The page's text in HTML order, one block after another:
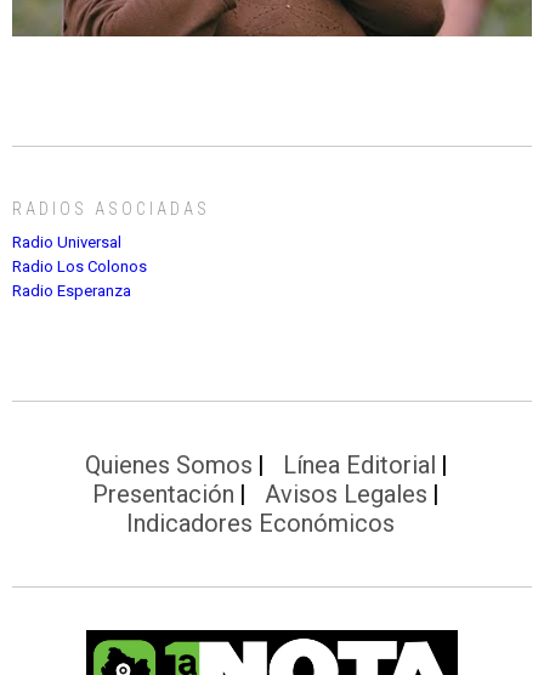
RADIOS ASOCIADAS
Radio Universal
Radio Los Colonos
Radio Esperanza
Quienes Somos
Línea Editorial
Presentación
Avisos Legales
Indicadores Económicos